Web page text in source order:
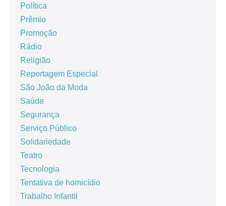
Política
Prêmio
Promoção
Rádio
Religião
Reportagem Especial
São João da Moda
Saúde
Segurança
Serviço Público
Solidariedade
Teatro
Tecnologia
Tentativa de homicídio
Trabalho Infantil